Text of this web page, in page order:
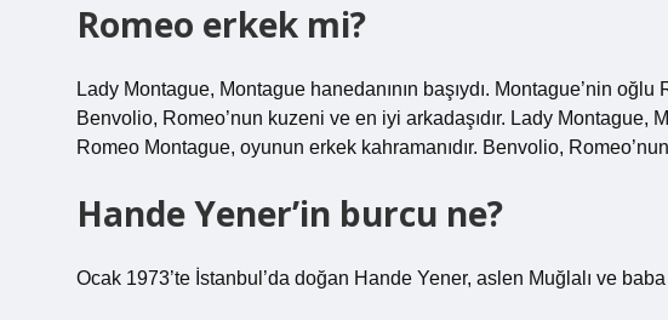
Romeo erkek mi?
Lady Montague, Montague hanedanının başıydı. Montague’nin
Benvolio, Romeo’nun kuzeni ve en iyi arkadaşıdır. Lady Montague,
Romeo Montague, oyunun erkek kahramanıdır. Benvolio,
Hande Yener’in burcu ne?
Ocak 1973’te İstanbul’da doğan Hande Yener, aslen Muğlalı ve